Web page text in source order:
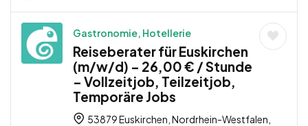
Gastronomie, Hotellerie
Reiseberater für Euskirchen
(m/w/d) – 26,00 € / Stunde
– Vollzeitjob, Teilzeitjob,
Temporäre Jobs
53879 Euskirchen, Nordrhein-Westfalen,